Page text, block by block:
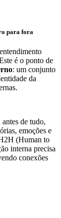
para fora
é o ponto de
: um conjunto
da
de tudo,
emoções e
(Human to
interna precisa
conexões